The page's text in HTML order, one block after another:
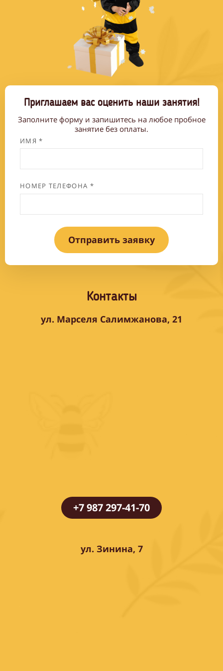
Приглашаем вас оценить наши занятия!
Заполните форму и запишитесь на любое пробное
занятие без оплаты.
ИМЯ *
НОМЕР ТЕЛЕФОНА *
Отправить заявку
Контакты
ул. Марселя Салимжанова, 21
+7 987 297-41-70
ул. Зинина, 7